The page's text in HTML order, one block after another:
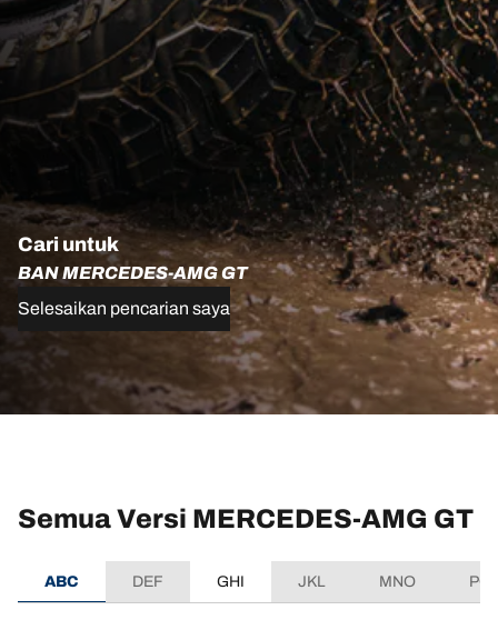
Cari untuk
BAN MERCEDES-AMG GT
Selesaikan pencarian saya
Semua Versi MERCEDES-AMG GT
ABC DEF GHI JKL MNO